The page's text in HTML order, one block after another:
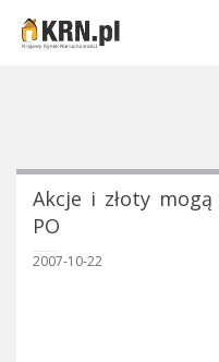
Akcje i złoty
PO
2007-10-22